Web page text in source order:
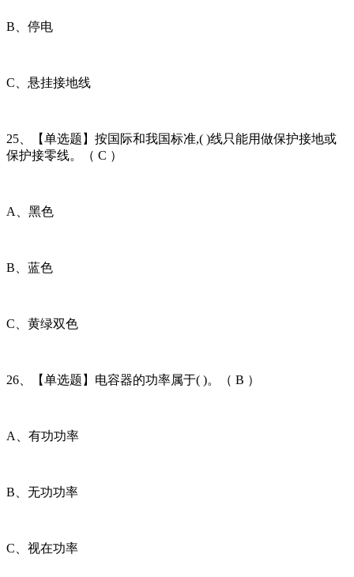
B、停电
C、悬挂接地线
25、【单选题】按国际和我国标准,( )线只能用做保护接地或
保护接零线。（ C ）
A、黑色
B、蓝色
C、黄绿双色
26、【单选题】电容器的功率属于( )。（ B ）
A、有功功率
B、无功功率
C、视在功率